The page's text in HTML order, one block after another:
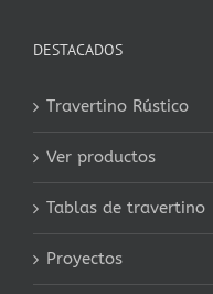
DESTACADOS
Travertino Rústico
Ver productos
Tablas de travertino
Proyectos